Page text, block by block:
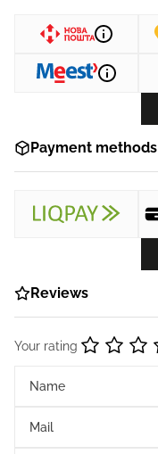
Payment methods
Reviews
Your rating